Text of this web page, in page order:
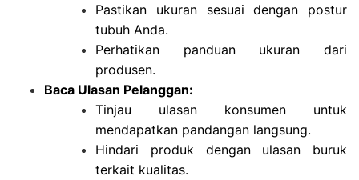
Pastikan ukuran sesuai dengan postur
tubuh Anda.
Perhatikan panduan ukuran dari
produsen.
Baca Ulasan Pelanggan:
Tinjau ulasan konsumen untuk
mendapatkan pandangan langsung.
Hindari produk dengan ulasan buruk
terkait kualitas.